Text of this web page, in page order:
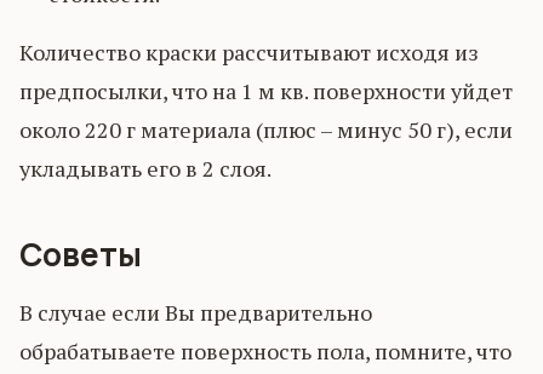
Количество краски рассчитывают исходя из
предпосылки, что на 1 м кв. поверхности уйдет
около 220 г материала (плюс – минус 50 г), если
укладывать его в 2 слоя.
Советы
В случае если Вы предварительно
обрабатываете поверхность пола, помните, что